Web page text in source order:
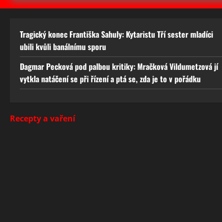
Tragický konec Františka Sahuly: Kytaristu Tří sester mladíci
ubili kvůli banálnímu sporu
Dagmar Pecková pod palbou kritiky: Mračková Vildumetzová jí
vytkla natáčení se při řízení a ptá se, zda je to v pořádku
Recepty a vaření